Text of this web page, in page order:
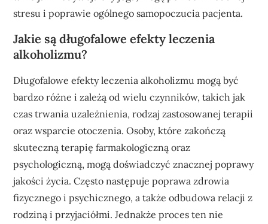
stresu i poprawie ogólnego samopoczucia pacjenta.
Jakie są długofalowe efekty leczenia
alkoholizmu?
Długofalowe efekty leczenia alkoholizmu mogą być
bardzo różne i zależą od wielu czynników, takich jak
czas trwania uzależnienia, rodzaj zastosowanej terapii
oraz wsparcie otoczenia. Osoby, które zakończą
skuteczną terapię farmakologiczną oraz
psychologiczną, mogą doświadczyć znacznej poprawy
jakości życia. Często następuje poprawa zdrowia
fizycznego i psychicznego, a także odbudowa relacji z
rodziną i przyjaciółmi. Jednakże proces ten nie